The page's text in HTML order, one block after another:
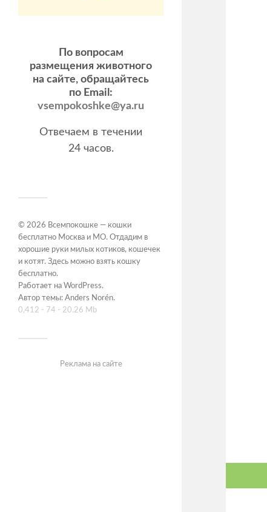
По вопросам
размещения животного
на сайте, обращайтесь
по Email:
vsempokoshke@ya.ru
Отвечаем в течении
24 часов.
© 2026 Всемпокошке — кошки
бесплатно Москва и МО. Отдадим в
хорошие руки милых котиков, кошечек
и котят. Здесь можно взять кошку
бесплатно.
Работает на WordPress.
Автор темы: Anders Norén.
0,412 - 74 - 20.26 Mb
Реклама на сайте